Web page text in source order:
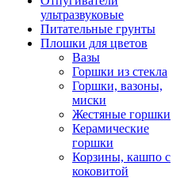
ультразвуковые
Питательные грунты
Плошки для цветов
Вазы
Горшки из стекла
Горшки, вазоны,
миски
Жестяные горшки
Керамические
горшки
Корзины, кашпо с
коковитой